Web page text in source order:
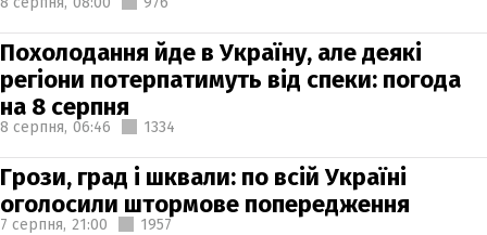
Похолодання йде в Україну, але деякі
регіони потерпатимуть від спеки: погода
на 8 серпня
8 серпня, 06:46 1334
Грози, град і шквали: по всій Україні
оголосили штормове попередження
7 серпня, 21:00 1957